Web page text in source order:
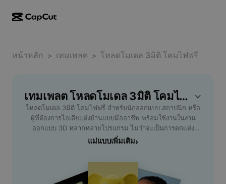
CapCut บนเดสก์ท็อป
CapCut Pad
CapCut บนมือถือ
สตูดิโอวิดีโอ
ตัวสร้างวิดีโอ AI
Dreamina Seedance 2.5
เครื่องมือสร้างและแก้ไขวิดีโอ
เครื่องมือสร้างและแก้ไขรูปภาพ
เครื่องมือสร้างและแก้ไขเสียงพูด
แม่แบบโซเชียลมีเดีย
อื่นๆ
โครงการริเริ่ม
พันธมิตร
โปรแกรมพันธมิตรเพื่อการสร้างสรรค์
หน้าหลัก > เทมเพลต > โหลดโมเดล 3มิติ โคมไฟฟรี
เทมเพลต โหลดโมเดล 3มิติ โคมไฟฟรี ฟรี โดย CapCut
โหลดโมเดล 3มิติ โคมไฟฟรี สำหรับนักออกแบบ สถาปนิก หรือ
ผู้ที่ต้องการไอเดียแต่งบ้านแบบมืออาชีพ พร้อมใช้งานในงาน
ออกแบบ 3D หลากหลายโปรแกรม ไม่ว่าจะเป็นการตกแต่ง
ภายในหรือสร้างผลงานศิลป์ โดดเด่นด้วยไฟล์คุณภาพสูง
ค่าใช้จ่าย เหมาะสำหรับการนำไปใช้กับโปรเจกต์งานนำเสนอ
รายงาน หรือการสร้างผลงานส่วนตัว พิเศษสำหรับผู้ที่เริ่มต้น
แม่แบบเพิ่มเติม›